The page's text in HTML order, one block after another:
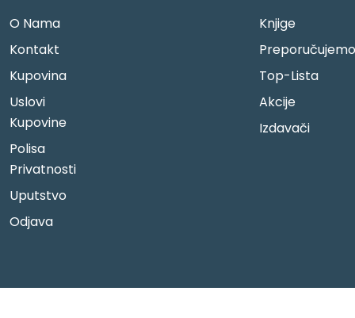
O Nama
Kontakt
Kupovina
Uslovi
Kupovine
Polisa
Privatnosti
Uputstvo
Odjava
Knjige
Preporučujemo
Top-Lista
Akcije
Izdavači